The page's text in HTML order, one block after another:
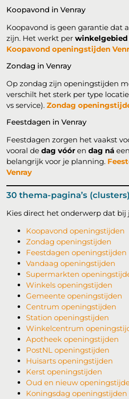
Koopavond in Venray
Koopavond is geen garantie dat
zijn. Het werkt perwinkelgebied
Koopavond openingstijden
Zondag in Venray
Op zondag zijn openingstijden
verschilt het sterk per type
vs service).Zondag
Feestdagen in Venray
Feestdagen zorgen het vaakst
vooral dedag vóór endag ná
belangrijk voor je planning.
Venray
30 thema-pagina’s (clusters)
Kies direct het onderwerp dat bij
Koopavond openingstijden
Zondag openingstijden
Feestdagen openingstijden
Vandaag openingstijden
Supermarkten
Winkels openingstijden
Gemeente openingstijden
Centrum openingstijden
Station openingstijden
Winkelcentrum
Apotheek openingstijden
PostNL openingstijden
Huisarts openingstijden
Kerst openingstijden
Oud en nieuw
Koningsdag openingstijden